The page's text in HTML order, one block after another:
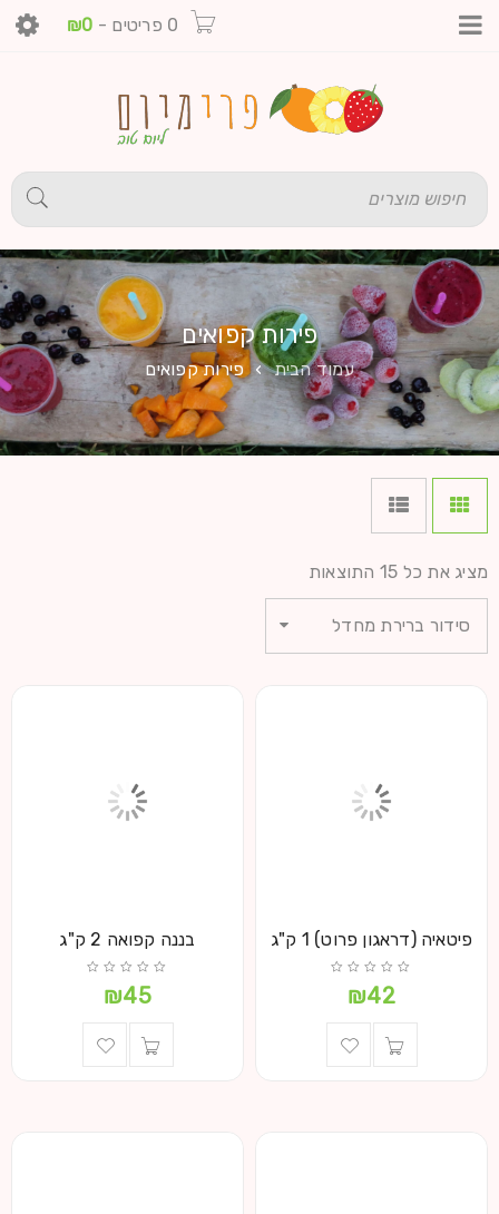
0 פריטים -
₪0
פירות קפואים
עמוד הבית › פירות קפואים
מציג את כל 15 התוצאות
סידור ברירת מחדל
פיטאיה (דראגון פרוט) 1 ק"ג
₪42
בננה קפואה 2 ק"ג
₪45